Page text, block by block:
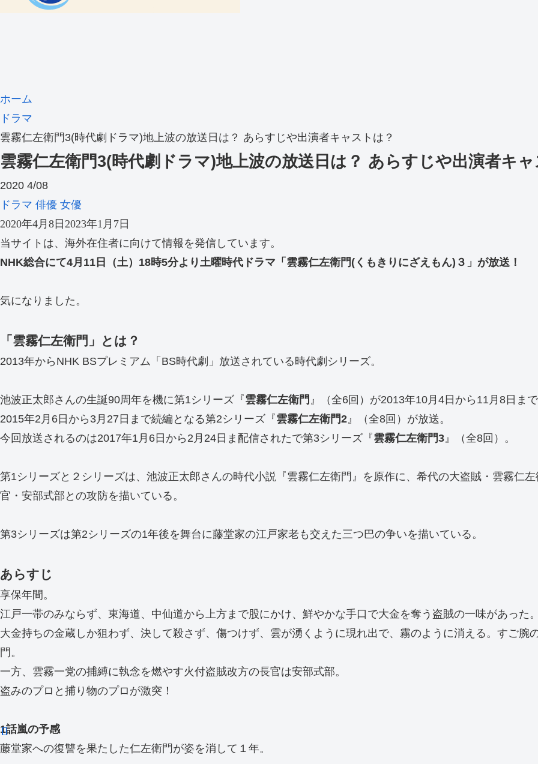
ホーム
ドラマ
雲霧仁左衛門3(時代劇ドラマ)地上波の放送日は？ あらすじや出演者キャストは？
雲霧仁左衛門3(時代劇ドラマ)地上波の放送日は？ あらすじや出演者キャ
2020 4/08
ドラマ 俳優 女優
2020年4月8日 2023年1月7日
当サイトは、海外在住者に向けて情報を発信しています。
NHK総合にて4月11日（土）18時5分より土曜時代ドラマ「雲霧仁左衛門(くもきりにざえもん)３」が放送！
気になりました。
「雲霧仁左衛門」とは？
2013年からNHK BSプレミアム「BS時代劇」放送されている時代劇シリーズ。
池波正太郎さんの生誕90周年を機に第1シリーズ『雲霧仁左衛門 』（全6回）が2013年10月4日から11月8日まで
2015年2月6日から3月27日まで続編となる第2シリーズ『雲霧仁左衛門2』（全8回）が放送。
今回放送されるのは2017年1月6日から2月24日ま配信されたで第3シリーズ『雲霧仁左衛門3』（全8回）。
第1シリーズと２シリーズは、池波正太郎さんの時代小説『雲霧仁左衛門』を原作に、希代の大盗賊・雲霧仁
官・安部式部との攻防を描いている。
第3シリーズは第2シリーズの1年後を舞台に藤堂家の江戸家老も交えた三つ巴の争いを描いている。
あらすじ
享保年間。
江戸一帯のみならず、東海道、中仙道から上方まで股にかけ、鮮やかな手口で大金を奪う盗賊の一味があった。
大金持ちの金蔵しか狙わず、決して殺さず、傷つけず、雲が湧くように現れ出で、霧のように消える。すご
門。
一方、雲霧一党の捕縛に執念を燃やす火付盗賊改方の長官は安部式部。
盗みのプロと捕り物のプロが激突！
1話嵐の予感
藤堂家への復讐を果たした仁左衛門が姿を消して１年。